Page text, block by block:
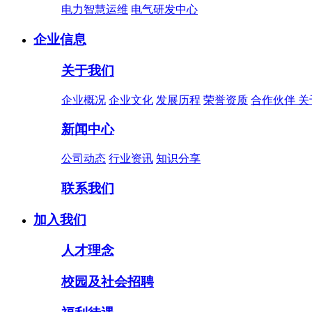
电力智慧运维 电气研发中心
企业信息
关于我们
企业概况 企业文化 发展历程 荣誉资质 合作伙伴 关
新闻中心
公司动态 行业资讯 知识分享
联系我们
加入我们
人才理念
校园及社会招聘